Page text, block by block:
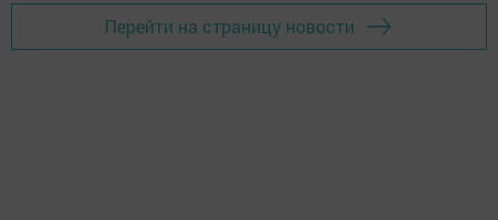
Перейти на страницу новости